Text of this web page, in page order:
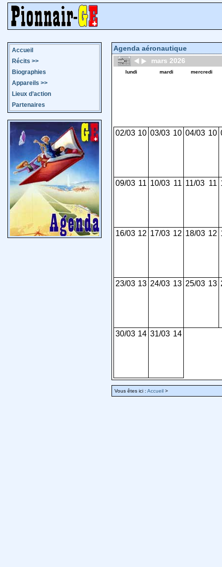
Accueil
Récits >>
Biographies
Appareils >>
Lieux d’action
Partenaires
Agenda aéronautique
mars 2026
lundi mardi mercredi
02/03 10 03/03 10 04/03 10
09/03 11 10/03 11 11/03 11
16/03 12 17/03 12 18/03 12
23/03 13 24/03 13 25/03 13
30/03 14 31/03 14
Vous êtes ici : Accueil >